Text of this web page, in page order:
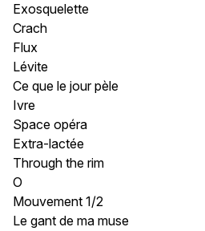
Exosquelette
Crach
Flux
Lévite
Ce que le jour pèle
Ivre
Space opéra
Extra-lactée
Through the rim
O
Mouvement 1/2
Le gant de ma muse